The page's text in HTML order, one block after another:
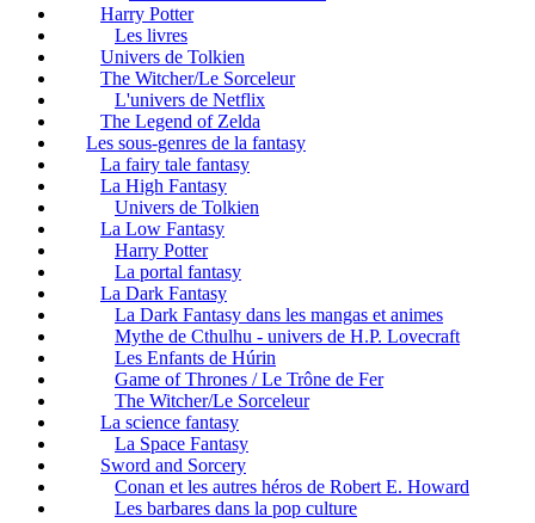
Harry Potter
Les livres
Univers de Tolkien
The Witcher/Le Sorceleur
L'univers de Netflix
The Legend of Zelda
Les sous-genres de la fantasy
La fairy tale fantasy
La High Fantasy
Univers de Tolkien
La Low Fantasy
Harry Potter
La portal fantasy
La Dark Fantasy
La Dark Fantasy dans les mangas et animes
Mythe de Cthulhu - univers de H.P. Lovecraft
Les Enfants de Húrin
Game of Thrones / Le Trône de Fer
The Witcher/Le Sorceleur
La science fantasy
La Space Fantasy
Sword and Sorcery
Conan et les autres héros de Robert E. Howard
Les barbares dans la pop culture